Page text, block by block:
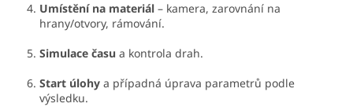
Umístění na materiál – kamera, zarovnání na
hrany/otvory, rámování.
Simulace času a kontrola drah.
Start úlohy a případná úprava parametrů podle
výsledku.